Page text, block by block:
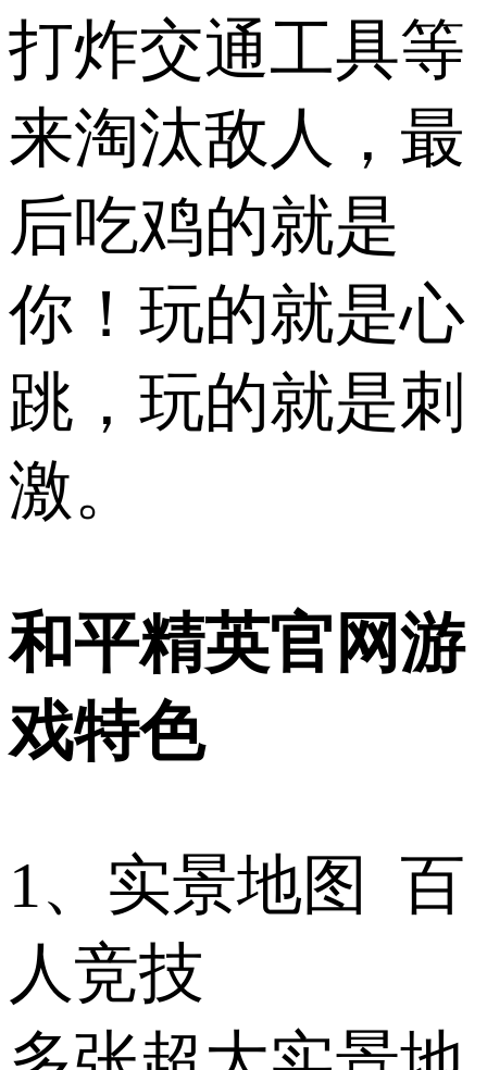
打炸交通工具等
来淘汰敌人，最
后吃鸡的就是
你！玩的就是心
跳，玩的就是刺
激。
和平精英官网游
戏特色
1、实景地图 百
人竞技